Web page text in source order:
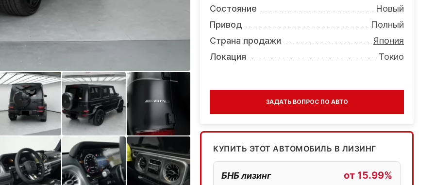
Состояние
Новый
Привод
Полный
Страна продажи
Япония
Локация
Токио
ЗАДАТЬ ВОПРОС ПО АВТО
КУПИТЬ ЭТОТ АВТОМОБИЛЬ В ЛИЗИНГ
БНБ лизинг от 15.99%